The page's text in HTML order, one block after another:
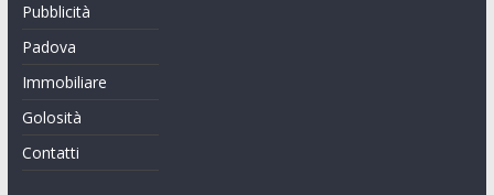
Pubblicità
Padova
Immobiliare
Golosità
Contatti